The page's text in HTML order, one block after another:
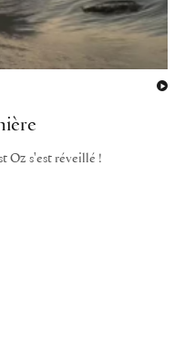
Oz s'est réveillé !